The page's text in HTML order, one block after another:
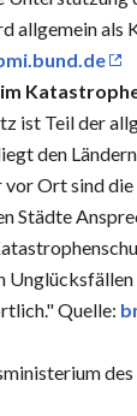
allgemein als
ist Teil der
den
Ort sind die
Städte
Quelle: